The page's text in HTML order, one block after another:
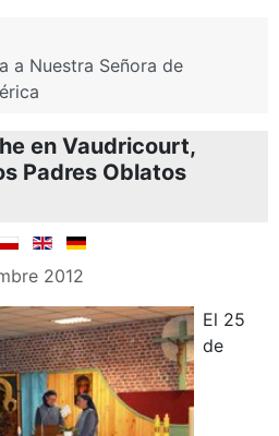
a Nuestra Señora de
en Vaudricourt,
Padres Oblatos
2012
El 25
de